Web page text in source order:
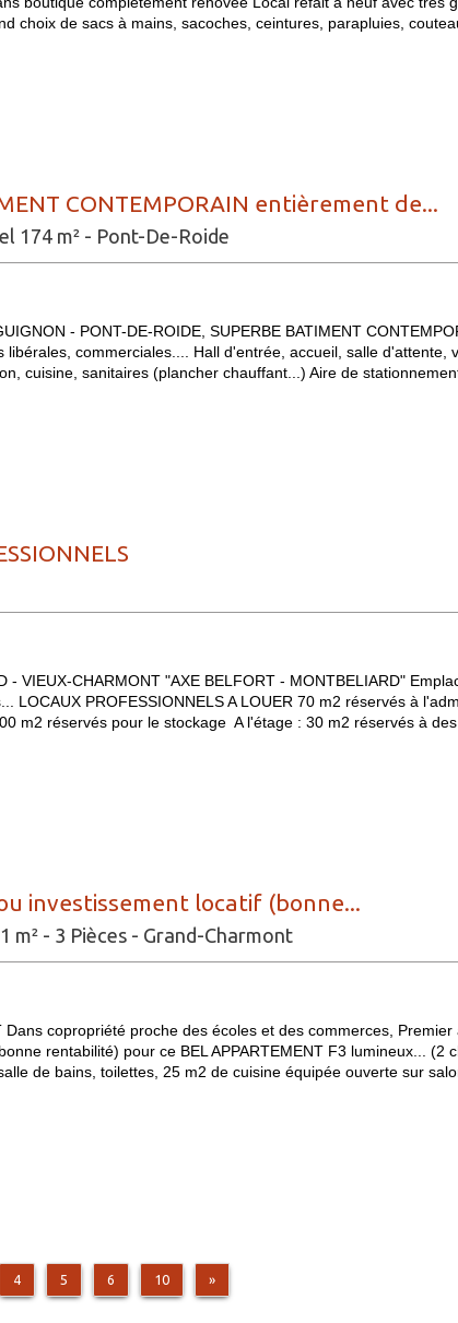
choix de sacs à mains, sacoches, ceintures, parapluies,
CONTEMPORAIN entièrement de...
174 m² - Pont-De-Roide
- PONT-DE-ROIDE, SUPERBE BATIMENT
libérales, commerciales.... Hall d'entrée, accueil, salle d'attente,
cuisine, sanitaires (plancher chauffant...) Aire de
- VIEUX-CHARMONT "AXE BELFORT - MONTBELIARD"
LOCAUX PROFESSIONNELS A LOUER 70 m2 réservés à
m2 réservés pour le stockage A l'étage : 30 m2 réservés à des
investissement locatif (bonne...
m² - 3 Pièces - Grand-Charmont
Dans copropriété proche des écoles et des commerces, Premier
rentabilité) pour ce BEL APPARTEMENT F3 lumineux... (2
de bains, toilettes, 25 m2 de cuisine équipée ouverte sur
4 5 6 10 »